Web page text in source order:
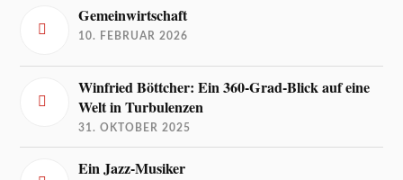
Gemeinwirtschaft
10. FEBRUAR 2026
Winfried Böttcher: Ein 360-Grad-Blick auf eine
Welt in Turbulenzen
31. OKTOBER 2025
Ein Jazz-Musiker